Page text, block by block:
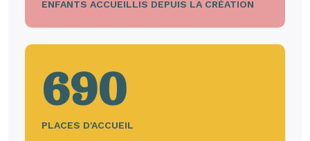
ENFANTS ACCUEILLIS DEPUIS LA CRÉATION
690
PLACES D'ACCUEIL